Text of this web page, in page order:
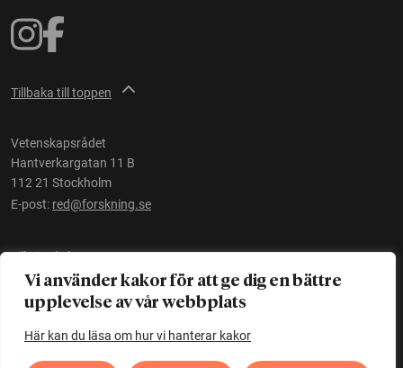
Vi använder kakor för att ge dig en bättre
upplevelse av vår webbplats
Här kan du läsa om hur vi hanterar kakor
Tillbaka till toppen
Vetenskapsrådet
Hantverkargatan 11 B
112 21 Stockholm
E-post: red@forskning.se
Tillgänglighet
Ett initiativ avVetenskapsrådet